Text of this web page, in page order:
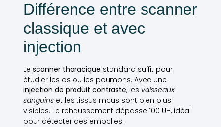
Différence entre scanner
classique et avec
injection
Le scanner thoracique standard suffit pour
étudier les os ou les poumons. Avec une
injection de produit contraste, les vaisseaux
sanguinset les tissus mous sont bien plus
visibles. Le rehaussement dépasse 100 UH, idéal
pour détecter des embolies.